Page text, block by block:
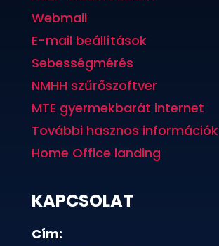
Webmail
E-mail beállítások
Sebességmérés
NMHH szűrőszoftver
MTE gyermekbarát internet
További hasznos információk
Home Office landing
KAPCSOLAT
Cím: